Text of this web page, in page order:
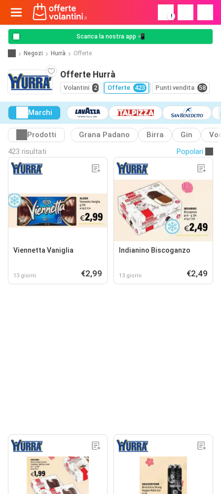
!
Scarica la nostra app 📲
Negozi Hurrà Offerte
Offerte Hurrà
Volantini 2 Offerte 423 Punti vendita 58
Marchi
Prodotti Grana Padano Birra Gin
423 risultati
Popolari
Viennetta Vaniglia
13 giorni €2,99
Indianino Biscoganzo
13 giorni €2,49